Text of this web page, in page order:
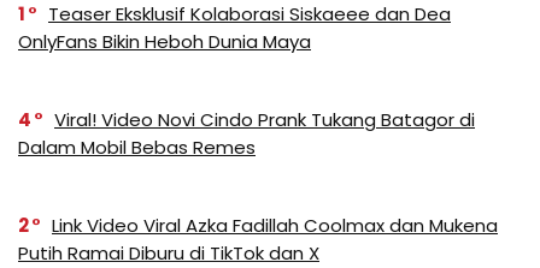
1
Teaser Eksklusif Kolaborasi Siskaeee dan Dea
OnlyFans Bikin Heboh Dunia Maya
4
Viral! Video Novi Cindo Prank Tukang Batagor di
Dalam Mobil Bebas Remes
2
Link Video Viral Azka Fadillah Coolmax dan Mukena
Putih Ramai Diburu di TikTok dan X